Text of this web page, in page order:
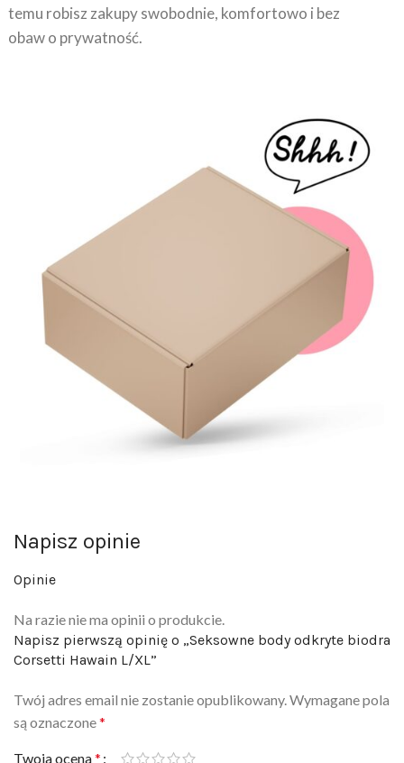
temu robisz zakupy swobodnie, komfortowo i bez
obaw o prywatność.
Napisz opinie
Opinie
Na razie nie ma opinii o produkcie.
Napisz pierwszą opinię o „Seksowne body odkryte biodra
Corsetti Hawain L/XL”
Twój adres email nie zostanie opublikowany. Wymagane pola
są oznaczone*
Twoja ocena*